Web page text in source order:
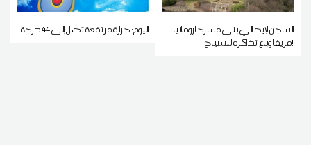
السجن لإيطالي بنى مسرحا رومانيا
مزيفا وباع تذاكره للسياح!
اليوم: حرارة مرتفعة تصل إلى 44 درجة